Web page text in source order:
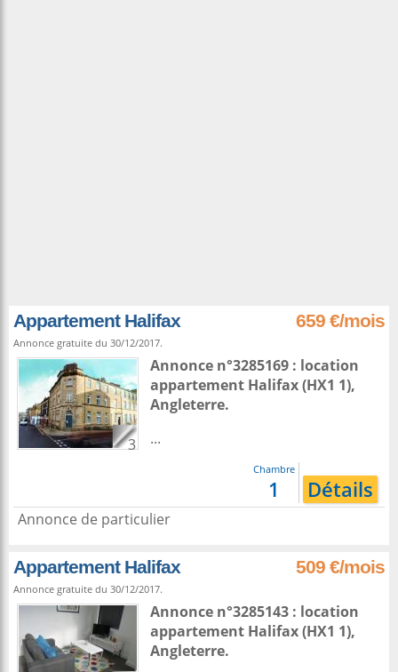
Appartement Halifax 659 €/mois
Annonce gratuite du 30/12/2017.
3
Annonce n°3285169 : location
appartement Halifax(HX1 1),
Angleterre.
...
Chambre
1 Détails
Annonce de particulier
Appartement Halifax 509 €/mois
Annonce gratuite du 30/12/2017.
Annonce n°3285143 : location
appartement Halifax(HX1 1),
Angleterre.